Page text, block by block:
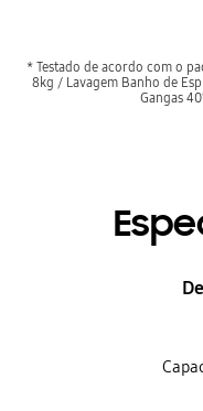
* Testado de acordo com o
8kg / Lavagem Banho de
Gangas